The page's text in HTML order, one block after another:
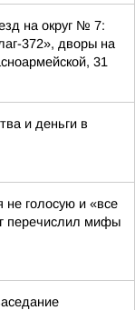
на округ № 7:
372», дворы на
31
и деньги в
не голосую и «все
перечислил мифы